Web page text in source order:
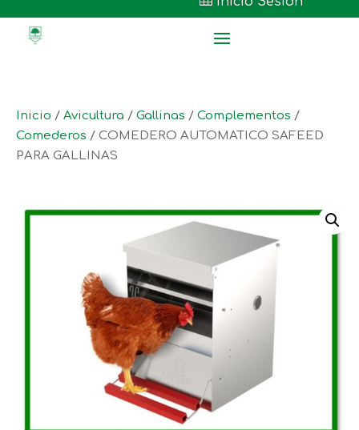
Inicio / Avicultura / Gallinas / Complementos /
Comederos / COMEDERO AUTOMATICO SAFEED
PARA GALLINAS